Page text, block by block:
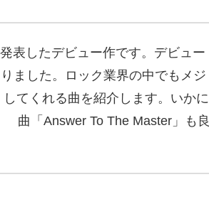
表したデビュー作です。デビュー
ました。ロック業界の中でもメジ
てくれる曲を紹介します。いかに
曲「Answer To The Master」も良